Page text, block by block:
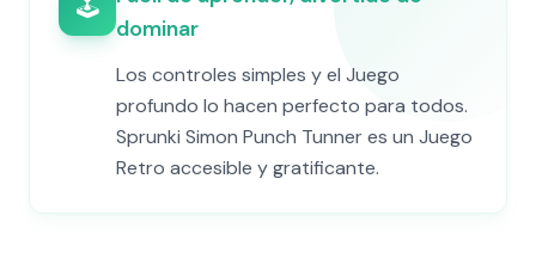
🕹️
dominar
Los controles simples y el Juego
profundo lo hacen perfecto para todos.
Sprunki Simon Punch Tunner es un Juego
Retro accesible y gratificante.